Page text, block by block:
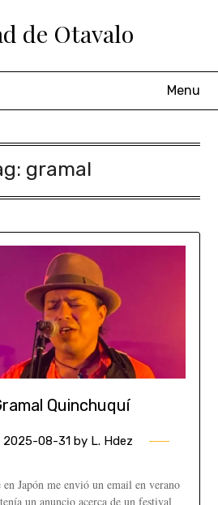
de Otavalo
Menu
gramal
Quinchuquí
2025-08-31by L. Hdez
Japón me envió un email en verano
un anuncio acerca de un festival